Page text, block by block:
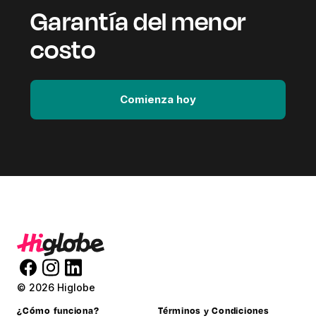
Garantía del menor
costo
Comienza hoy
© 2026 Higlobe
¿Cómo funciona? Términos y Condiciones